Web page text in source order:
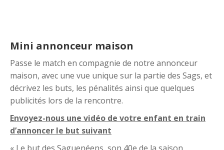
Mini annonceur maison
Passe le match en compagnie de notre annonceur
maison, avec une vue unique sur la partie des Sags, et
décrivez les buts, les pénalités ainsi que quelques
publicités lors de la rencontre.
Envoyez-nous une vidéo de votre enfant en train
d’annoncer le but suivant